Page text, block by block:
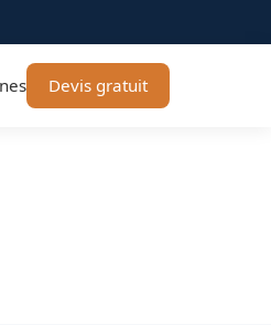
Devis gratuit